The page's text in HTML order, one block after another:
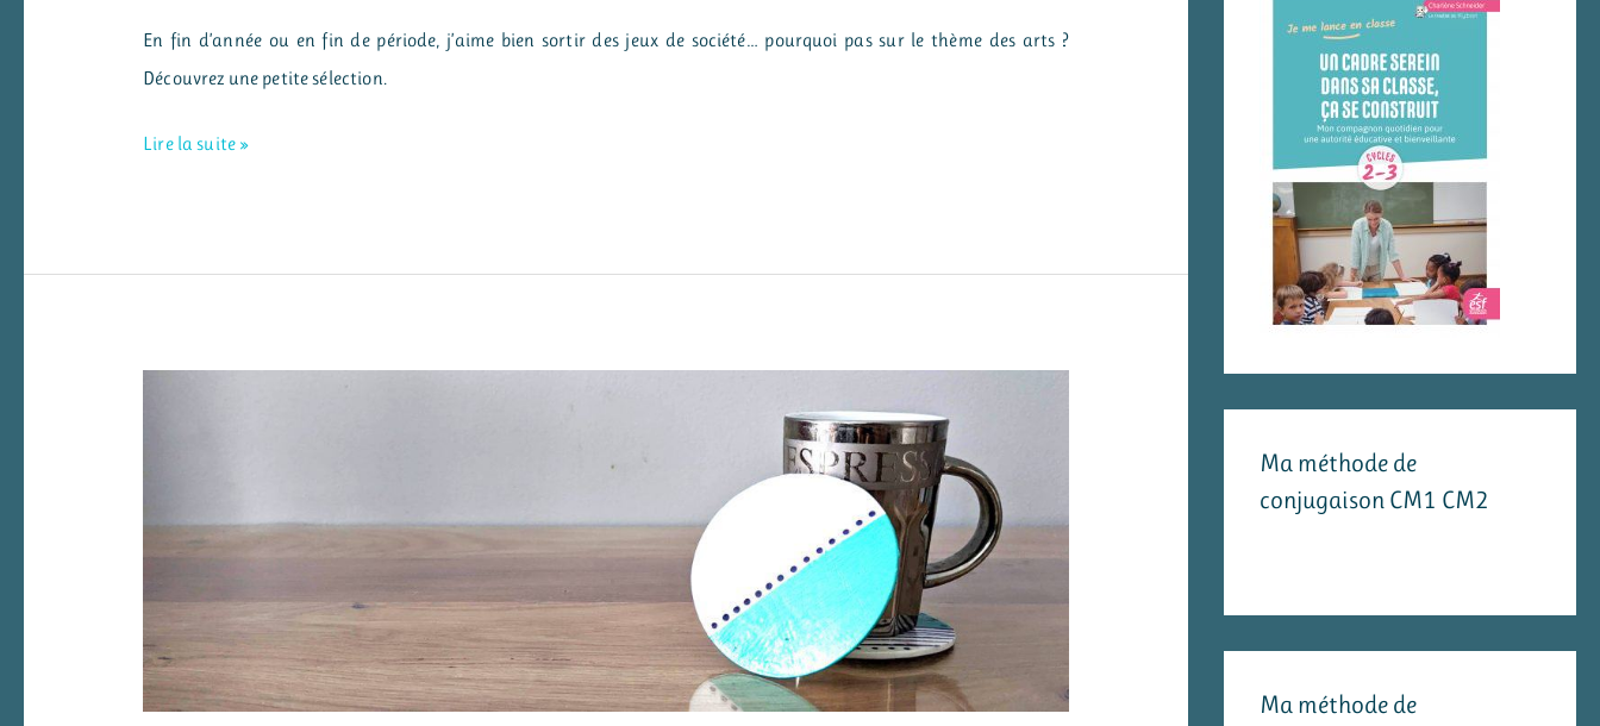
En fin d’année ou en fin de période, j’aime bien sortir des jeux de société… pourquoi pas sur le thème des arts ?
Découvrez une petite sélection.
Des
arts
Lire la suite »
Ma méthode de
conjugaison CM1 CM2
Ma méthode de